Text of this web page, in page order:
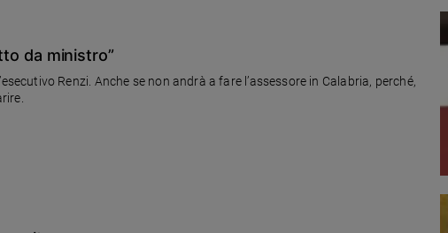
da ministro”
Renzi. Anche se non andrà a fare l’assessore in Calabria, perché,